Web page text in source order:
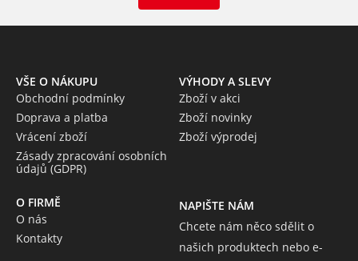
VŠE O NÁKUPU
Obchodní podmínky
Doprava a platba
Vrácení zboží
Zásady zpracování osobních
údajů (GDPR)
VÝHODY A SLEVY
Zboží v akci
Zboží novinky
Zboží výprodej
O FIRMĚ
O nás
Kontakty
NAPIŠTE NÁM
Chcete nám něco sdělit o
našich produktech nebo e-